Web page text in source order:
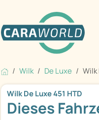
Wilk De Luxe Wilk
Wilk De Luxe 451 HTD
Dieses